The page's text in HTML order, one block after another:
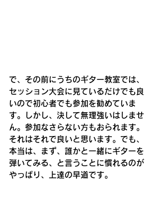
で、その前にうちのギター教室では、
セッション大会に見ているだけでも良
いので初心者でも参加を勧めていま
す。しかし、決して無理強いはしませ
ん。参加なさらない方もおられます。
それはそれで良いと思います。でも、
本当は、まず、誰かと一緒にギターを
弾いてみる、と言うことに慣れるのが
やっぱり、上達の早道です。